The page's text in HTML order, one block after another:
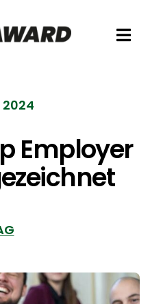
2024
Employer